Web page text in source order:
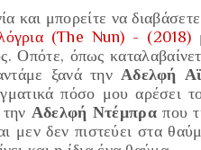
και μπορείτε να
(The Nun) - (2018)
. Οπότε, όπως
ξανά την Αδελφή
πόσο μου αρέσει
Αδελφή Ντέμπρα που
μεν δεν πιστεύει στα